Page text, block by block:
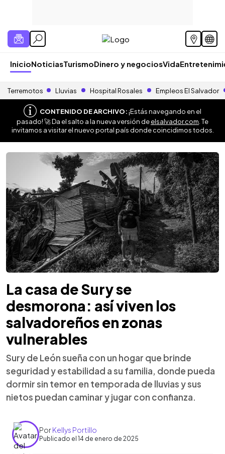
InicioNoticiasTurismoDinero y negociosVida
Terremotos Lluvias Hospital Rosales Empleos El Salvador
CONTENIDO DE ARCHIVO:¡Estás navegando en el
pasado! 🚀 Da el salto a la nueva versión deelsalvador.com . Te
invitamos a visitar el nuevo portal país donde coincidimos todos.
La casa de Sury se
desmorona: así viven los
salvadoreños en zonas
vulnerables
Sury de León sueña con un hogar que brinde
seguridad y estabilidad a su familia, donde pueda
dormir sin temor en temporada de lluvias y sus
nietos puedan caminar y jugar con confianza.
PorKellys Portillo
Publicado el 14 de enero de 2025